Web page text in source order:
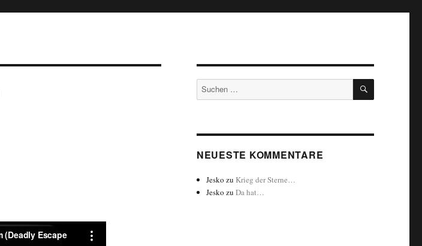
Suchen
nach:
SUCHEN
NEUESTE KOMMENTARE
Jesko zu Krieg der Sterne…
Jesko zuDa hat…